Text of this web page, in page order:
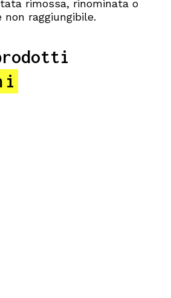
rimossa, rinominata o
raggiungibile.